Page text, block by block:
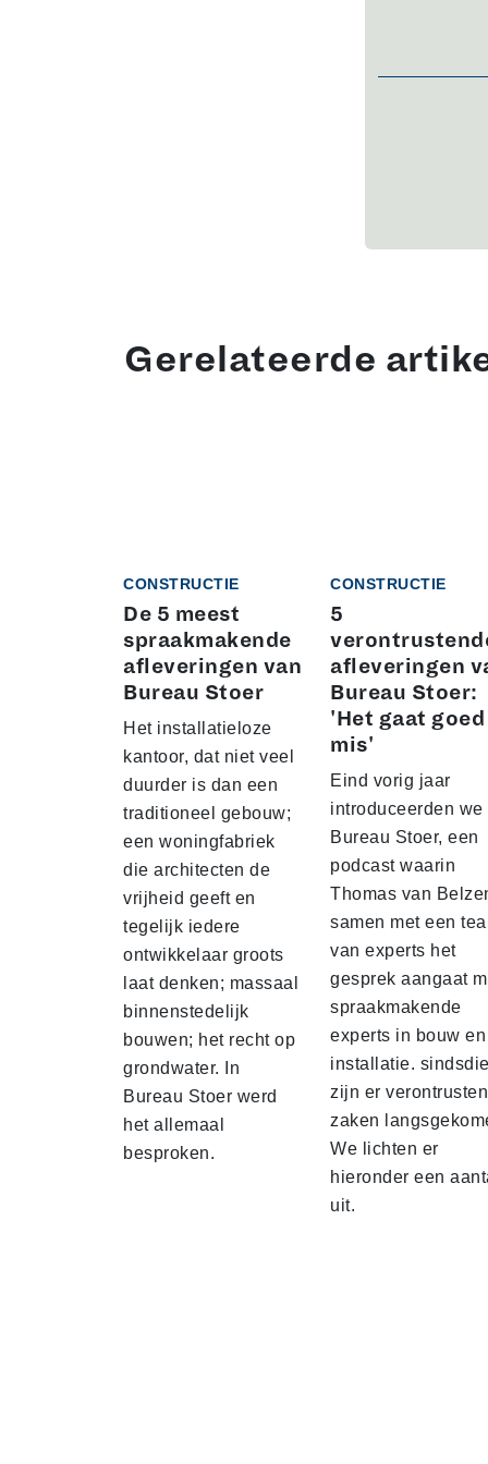
Gerelateerde
CONSTRUCTIE
De 5 meest
spraakmakende
afleveringen van
Bureau Stoer
Het installatieloze
kantoor, dat niet veel
duurder is dan een
traditioneel gebouw;
een woningfabriek
die architecten de
vrijheid geeft en
tegelijk iedere
ontwikkelaar groots
laat denken; massaal
binnenstedelijk
bouwen; het recht op
grondwater. In
Bureau Stoer werd
het allemaal
besproken.
CONSTRUCTIE
5
afleveringen
Bureau Stoer:
'Het gaat goed
mis'
Eind vorig jaar
introduceerden we
Bureau Stoer, een
podcast waarin
Thomas van
samen met een
van experts het
gesprek aangaat
spraakmakende
experts in bouw en
installatie.
zijn er
zaken
We lichten er
hieronder een
uit.